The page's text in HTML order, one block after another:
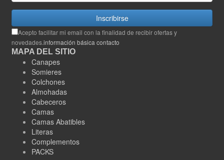
Inscribirse
Acepto facilitar mi email con la finalidad de recibir ofertas y
novedades.información básica contacto
MAPA DEL SITIO
Canapes
Somieres
Colchones
Almohadas
Cabeceros
Camas
Camas Abatibles
Literas
Complementos
PACKS